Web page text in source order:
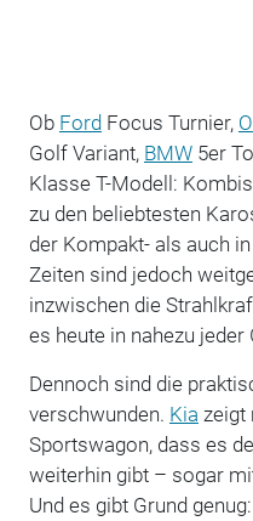
Ob FordFocus Turnier,
Golf Variant, BMW5er
Klasse T-Modell:
zu den beliebtesten
der Kompakt- als auch
Zeiten sind jedoch
inzwischen die
es heute in nahezu
Dennoch sind die
verschwunden. Kia zeigt
Sportswagon, dass es
weiterhin gibt – sogar
Und es gibt Grund